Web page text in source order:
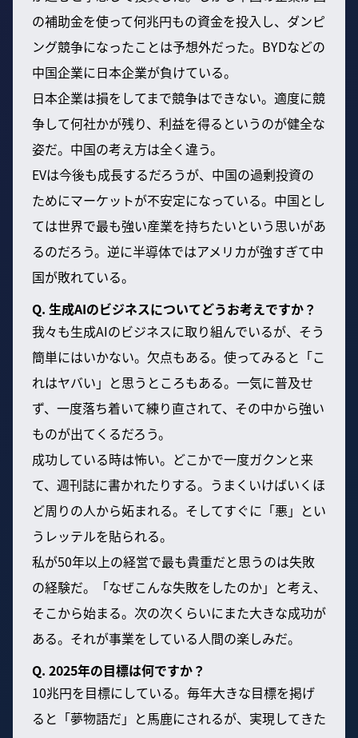
の補助金を使って何兆円もの資金を投入し、ダンピ
ング競争になったことは予想外だった。BYDなどの
中国企業に日本企業が負けている。
日本企業は損をしてまで競争はできない。適度に競
争して何社かが残り、利益を得るというのが健全な
姿だ。中国の考え方は全く違う。
EVは今後も成長するだろうが、中国の過剰投資の
ためにマーケットが不安定になっている。中国とし
ては世界で最も強い産業を持ちたいという思いがあ
るのだろう。逆に半導体ではアメリカが強すぎて中
国が敗れている。
Q. 生成AIのビジネスについてどうお考えですか？
我々も生成AIのビジネスに取り組んでいるが、そう
簡単にはいかない。欠点もある。使ってみると「こ
れはヤバい」と思うところもある。一気に普及せ
ず、一度落ち着いて練り直されて、その中から強い
ものが出てくるだろう。
成功している時は怖い。どこかで一度ガクンと来
て、週刊誌に書かれたりする。うまくいけばいくほ
ど周りの人から妬まれる。そしてすぐに「悪」とい
うレッテルを貼られる。
私が50年以上の経営で最も貴重だと思うのは失敗
の経験だ。「なぜこんな失敗をしたのか」と考え、
そこから始まる。次の次くらいにまた大きな成功が
ある。それが事業をしている人間の楽しみだ。
Q. 2025年の目標は何ですか？
10兆円を目標にしている。毎年大きな目標を掲げ
ると「夢物語だ」と馬鹿にされるが、実現してきた